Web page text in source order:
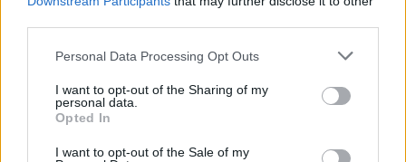
Please note that this website/app uses one or more Google
not limited to your visit or usage behaviour. You may click to
grant or deny consent to Google and its third-party tags to
use your data for below specified purposes in below Google
consent section.
Personal Data Processing Opt Outs
I want to opt-out of the Sharing of my
personal data.
Opted In
I want to opt-out of the Sale of my
NECROLOGIE
Mario Malu